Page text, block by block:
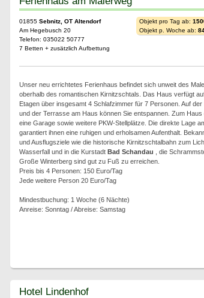
01855 Sebnitz, OT Altendorf
Am Hegebusch 20
Telefon: 035022 50777
7 Betten + zusätzlich Aufbettung
Objekt pro Tag ab:
Objekt p. Woche ab:
Unser neu errichtetes Ferienhaus befindet sich unweit des
oberhalb des romantischen Kirnitzschtals. Das Haus verfügt
Etagen über insgesamt 4 Schlafzimmer für 7 Personen. Auf der
und der Terrasse am Haus können Sie entspannen. Zum Haus
eine Garage sowie weitere PKW-Stellplätze. Die direkte Lage
garantiert ihnen eine ruhigen und erholsamen Aufenthalt.
und Ausflugsziele wie die historische Kirnitzschtalbahn zum
Wasserfall und in die Kurstadt Bad Schandau , die
Große Winterberg sind gut zu Fuß zu erreichen.
Preis bis 4 Personen: 150 Euro/Tag
Jede weitere Person 20 Euro/Tag
Mindestbuchung: 1 Woche (6 Nächte)
Anreise: Sonntag / Abreise: Samstag
Hotel Lindenhof